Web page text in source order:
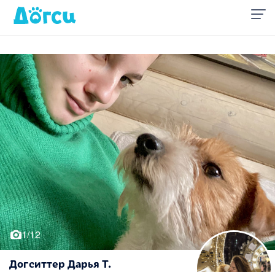
1/12
Догситтер Дарья Т.